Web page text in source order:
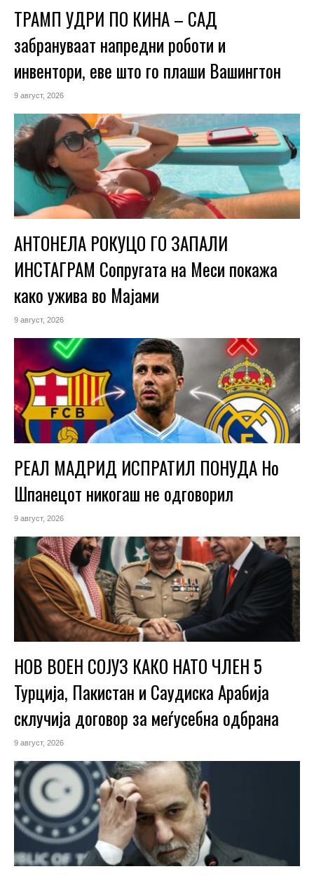
ТРАМП УДРИ ПО КИНА – САД
забрануваат напредни роботи и
инвентори, еве што го плаши Вашингтон
9 август, 2026
АНТОНЕЛА РОКУЦО ГО ЗАПАЛИ
ИНСТАГРАМ Сопругата на Меси покажа
како ужива во Мајами
9 август, 2026
РЕАЛ МАДРИД ИСПРАТИЛ ПОНУДА Но
Шпанецот никогаш не одговорил
9 август, 2026
НОВ ВОЕН СОЈУЗ КАКО НАТО ЧЛЕН 5
Турција, Пакистан и Саудиска Арабија
склучија договор за меѓусебна одбрана
9 август, 2026